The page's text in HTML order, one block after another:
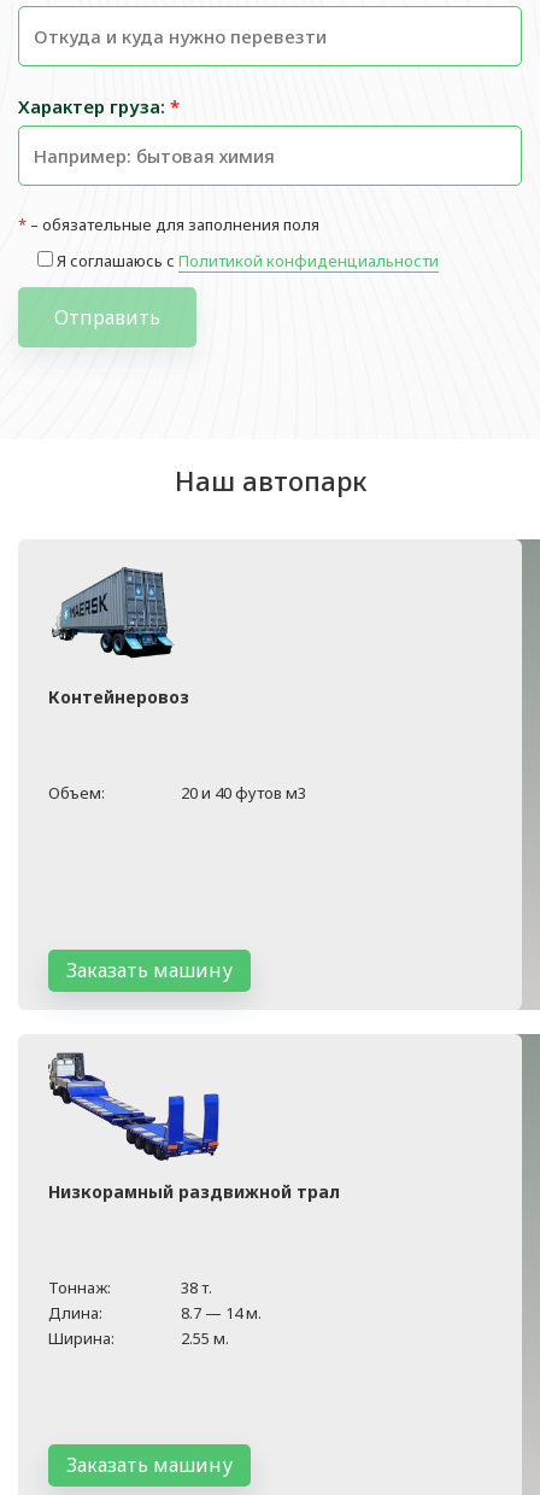
Характер груза: *
* – обязательные для заполнения поля
Я соглашаюсь с Политикой конфиденциальности
Отправить
Наш автопарк
Контейнеровоз
Объем: 20 и 40 футов м3
Заказать машину
Низкорамный раздвижной трал
Тоннаж:
38 т.
Длина:
8.7 — 14 м.
Ширина:
2.55 м.
Заказать машину